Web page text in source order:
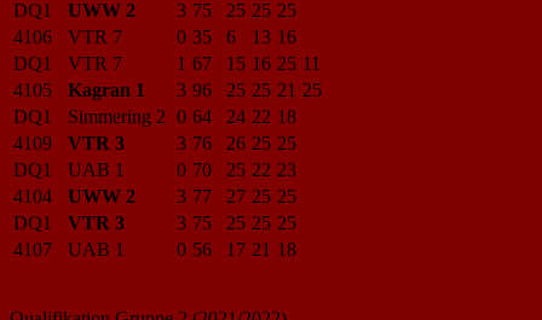
DQ1
UWW 2 3 75 25 25 25
4106
VTR 7 0 35 6 13 16
DQ1
VTR 7 1 67 15 16 25 11
4105
Kagran 1 3 96 25 25 21 25
DQ1
Simmering 2 0 64 24 22 18
4109
VTR 3 3 76 26 25 25
DQ1
UAB 1 0 70 25 22 23
4104
UWW 2 3 77 27 25 25
DQ1
VTR 3 3 75 25 25 25
4107
UAB 1 0 56 17 21 18